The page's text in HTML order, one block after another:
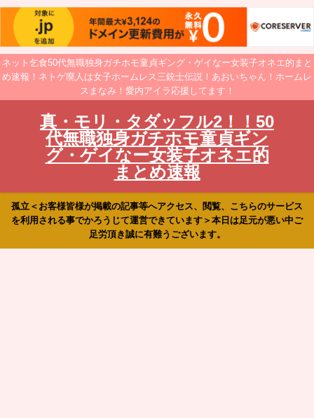
ネット乞食50代無職独身ガチホモ童貞ギング・ゲイなー女装子オネエ的まと
め速報！ネトゲ廃人は女子ホームレス三銃士伝説！あおいちゃん！ホームレ
スまなみ！愛内アイラ応援してます！
真・モリ・タダッフル2！！50
代無職独身ガチホモ童貞ギン
グ・ゲイなー女装子オネエ的
まとめ速報
孤立＜お客様皆様が掲載の記事等へアクセス、閲覧、こちらのサービス
を利用される事でかろうじて運営できています＞本日は足元が悪い中ご
足労頂き誠に有難うございます。